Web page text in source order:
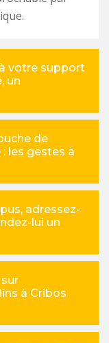
votre support
un
de
les gestes à
adressez-
lui un
à Cribos